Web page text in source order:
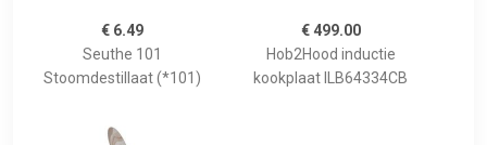
€ 6.49
Seuthe 101
Stoomdestillaat (*101)
€ 499.00
Hob2Hood inductie
kookplaat ILB64334CB